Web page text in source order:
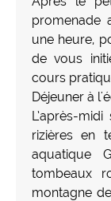
promenade
une heure,
de vous
cours
Déjeuner à
L’après-
rizières en
aquatique
tombeaux
montagne